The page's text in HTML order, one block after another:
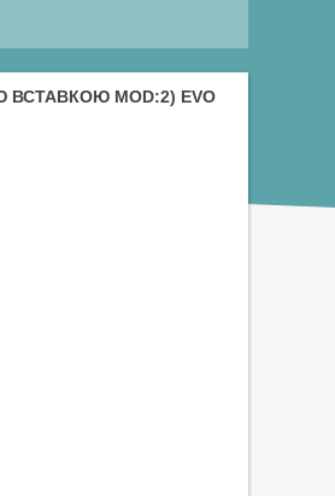
ВСТАВКОЮ MOD:2) EVO